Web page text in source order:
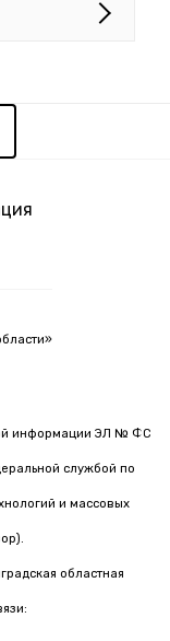
информации ЭЛ № ФС
службой по
и массовых
областная